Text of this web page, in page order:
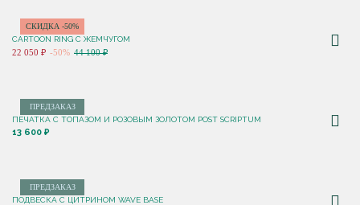
СКИДКА -50%
CARTOON RING С ЖЕМЧУГОМ
22 050 ₽ -50% 44 100 ₽
ПРЕДЗАКАЗ
ПЕЧАТКА С ТОПАЗОМ И РОЗОВЫМ ЗОЛОТОМ POST SCRIPTUM
13 600 ₽
ПРЕДЗАКАЗ
ПОДВЕСКА С ЦИТРИНОМ WAVE BASE